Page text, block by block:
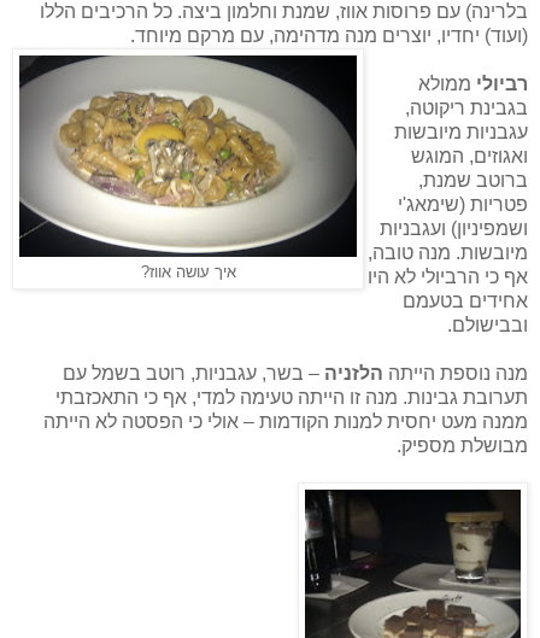
בלרינה) עם פרוסות אווז, שמנת וחלמון ביצה. כל הרכיבים הללו
(ועוד) יחדיו, יוצרים מנה מדהימה, עם מרקם מיוחד.
איך עושה אווז?
רביולי ממולא
בגבינת ריקוטה,
עגבניות מיובשות
ואגוזים, המוגש
ברוטב שמנת,
פטריות (שימאג'י
ושמפיניון) ועגבניות
מיובשות. מנה טובה,
אף כי הרביולי לא היו
אחידים בטעמם
ובבישולם.
מנה נוספת הייתה הלזניה – בשר, עגבניות, רוטב בשמל עם
תערובת גבינות. מנה זו הייתה טעימה למדי, אף כי התאכזבתי
ממנה מעט יחסית למנות הקודמות – אולי כי הפסטה לא הייתה
מבושלת מספיק.